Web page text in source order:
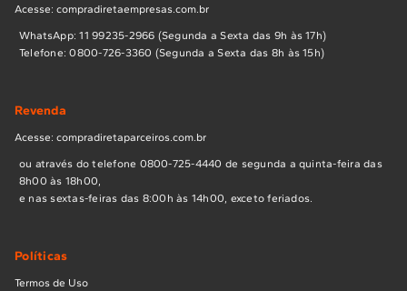
Acesse: compradiretaempresas.com.br
WhatsApp: 11 99235-2966 (Segunda a Sexta das 9h às 17h)
Telefone: 0800-726-3360 (Segunda a Sexta das 8h às 15h)
Revenda
Acesse: compradiretaparceiros.com.br
ou através do telefone 0800-725-4440 de segunda a quinta-feira das
8h00 às 18h00,
e nas sextas-feiras das 8:00h às 14h00, exceto feriados.
Políticas
Termos de Uso